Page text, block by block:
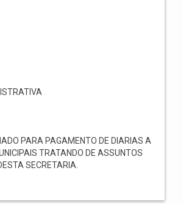
PARA PAGAMENTO DE DIARIAS A
TRATANDO DE ASSUNTOS
SECRETARIA.